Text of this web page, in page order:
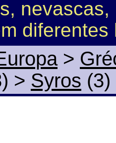
>
> Syros (3)